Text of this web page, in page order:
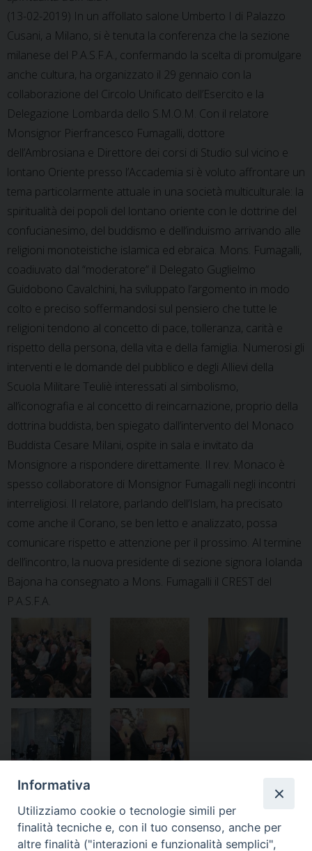
(13-02-2019) In un affollato salone Umberto I di Palazzo
Cusani, a Milano, si è tenuta la conferenza che la sezione
milanese del P.A.S.F.A., confermando la scelta di promulgare
anche cultura, ha organizzato il 29 gennaio con la
collaborazione del Circolo Unificato dell’Esercito e la
Delegazione Lombarda dello S.M.O.M. Con il relatore
Monsignor Pierfrancesco Fumagalli, dottore
dell’Ambrosiana e Direttore dei corsi di Studio sul vicino e
lontano Oriente presso l’Accademia si è voluto affrontare un
tema particolarmente attuale in una società multiculturale: la
spiritualità dei popoli del lontano oriente con le dottrine del
confucianesimo, del buddismo e dell’induismo arrivando alle
religioni monoteistiche islamica ed ebraica. Mons. Fumagalli,
coadiuvato dal “moderatore” il Delegato Guglielmo
Guidobono Cavalchini, ha sviluppato l’argomento in modo
colto e preciso soffermandosi sul pensiero che tutte le
religioni tendono al concetto di pace, tolleranza, carità e
rispetto della persona, della vita e della famiglia. Numerosi gli
interventi e le domande del pubblico e degli Allievi della
Scuola Militare Teuliè interessati al simbolismo,
all’iconografia e al concetto di reincarnazione, proprio della
dottrina buddista, ben spiegato dall’intervento del Monaco
Buddista Cesare Milani, ospite in sala e invitato da
Monsignore a rispondere direttamente. Il rev. Monaco è
spesso collaboratore di Monsignor Fumagalli negli incontri
interreligiosi. Il relatore, parlando dell’Islam, ha precisato
come anche il Corano, se ben letto e analizzato, possa
comunicare rispetto e attenzione per il prossimo. Al termine
dell’incontro, la nuova presidente di sezione signora Iolanda
Bajona ha consegnato a Mons. Fumagalli il CREST del
P.A.S.F.A.
Informativa
Utilizziamo cookie o tecnologie simili per
finalità tecniche e, con il tuo consenso, anche per
altre finalità ("interazioni e funzionalità semplici",